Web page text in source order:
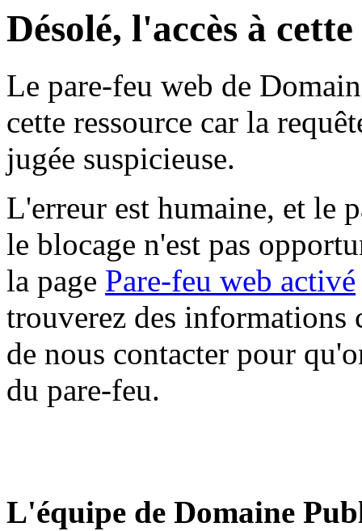
Désolé, l'accès à
Le pare-feu web de
cette ressource car la
jugée suspicieuse.
L'erreur est humaine, et le
le blocage n'est pas
la page Pare-feu web activé
trouverez des informations
de nous contacter pour
du pare-feu.
L'équipe de Domaine